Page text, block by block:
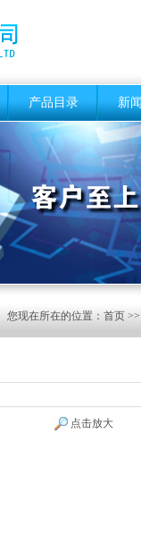
产品目录 新
您现在所在的位置： 首页
点击放大